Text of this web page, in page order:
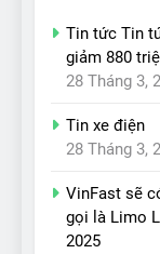
Tin tức Tin
giảm 880
28 Tháng 3,
Tin xe điện
28 Tháng 3,
VinFast sẽ
gọi là Limo
2025